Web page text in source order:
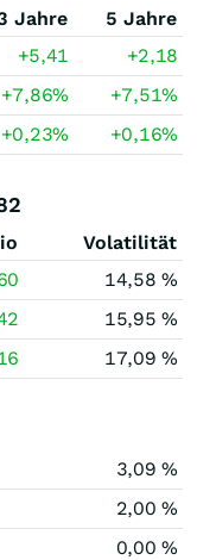
Jahre
5 Jahre
+5,41
+2,18
+7,86% +7,51%
+0,23% +0,16%
Volatilität
14,58 %
15,95 %
17,09 %
3,09 %
2,00 %
0,00 %